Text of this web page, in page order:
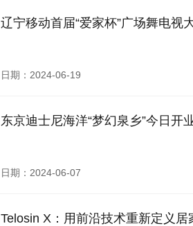
辽宁移动首届“爱家杯”广场舞电视
日期：2024-06-19
东京迪士尼海洋“梦幻泉乡”今日开
日期：2024-06-07
Telosin X：用前沿技术重新定义居